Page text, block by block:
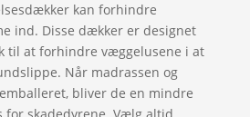
kan forhindre
ind. Disse dækker er designet
at forhindre væggelusene i at
Når madrassen og
bliver de en mindre